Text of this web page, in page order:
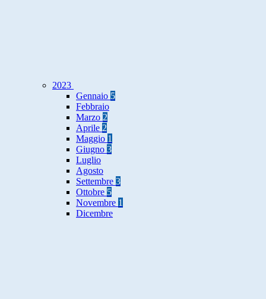
2023
Gennaio 5
Febbraio
Marzo 2
Aprile 2
Maggio 1
Giugno 3
Luglio
Agosto
Settembre 3
Ottobre 5
Novembre 1
Dicembre